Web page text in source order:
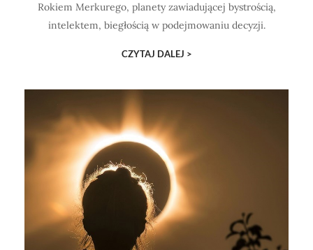
Rokiem Merkurego, planety zawiadującej bystrością,
intelektem, biegłością w podejmowaniu decyzji.
CZYTAJ DALEJ >